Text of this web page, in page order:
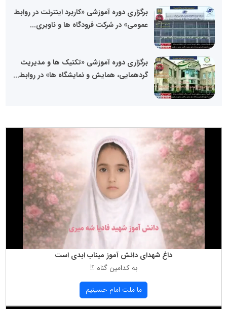
برگزاری دوره آموزشی «کاربرد اینترنت در روابط
عمومی» در شرکت فرودگاه ها و ناوبری...
برگزاری دوره آموزشی «تکنیک ها و مدیریت
گردهمایی، همایش و نمایشگاه ها» در روابط...
داغ شهدای دانش آموز میناب ابدی است
به كدامین گناه ؟!
ما ملت امام حسینیم